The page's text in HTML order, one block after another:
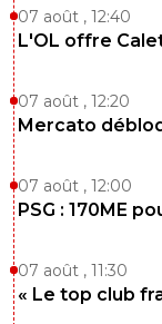
07 août , 12:40
L'OL offre
07 août , 12:20
Mercato
07 août , 12:00
PSG : 170ME
07 août , 11:30
« Le top club